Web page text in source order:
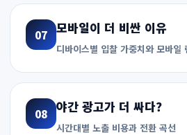
07 모바일이 더 비싼 이유
디바이스별 입찰 가중치와 모바일
08 야간 광고가 더 싸다?
시간대별 노출 비용과 전환 곡선